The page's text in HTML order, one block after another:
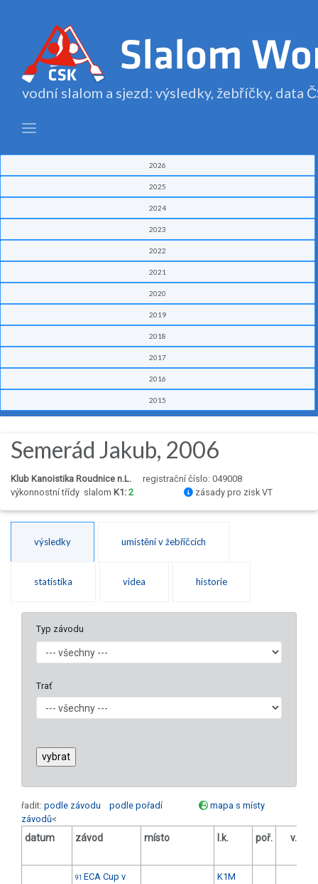
vodní slalom a sjezd: výsledky, žebříčky, data
2026
2025
2024
2023
2022
2021
2020
2019
2018
2017
2016
2015
Semerád Jakub, 2006
Klub Kanoistika Roudnice n.L.
registrační číslo: 049008
výkonnostní třídy slalom K1: 2 zásady pro zisk VT
výsledky umístění v žebříčcích
statistika videa historie
Typ závodu
Trať
řadit: podle závodu podle pořadí
mapa s místy
závodů<
datum závod místo l.k. poř. v.k.
91 ECA Cup v
K1M